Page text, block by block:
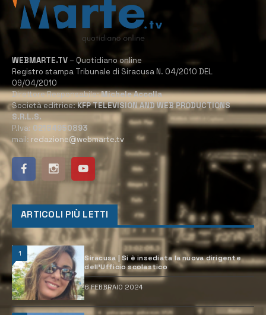
WEBMARTE.TV – Quotidiano online
Registro stampa Tribunale di Siracusa N. 04/2010 DEL
09/04/2010
Direttore Responsabile:Michele Accolla
Società editrice:KFP TELEVISION AND WEB PRODUCTIONS
S.R.L.S.
P.Iva: 02184950893
mail: redazione@webmarte.tv
ARTICOLI PIÙ LETTI
1
Siracusa | Si è insediata la nuova dirigente
dell’Ufficio scolastico
6 FEBBRAIO 2024